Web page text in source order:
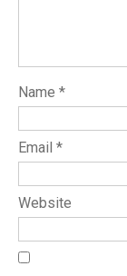
Name *
Email *
Website